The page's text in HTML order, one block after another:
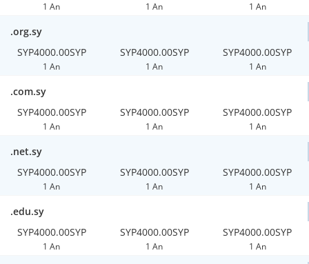
1 An 1 An 1 An
.org.sy
SYP4000.00SYP
1 An
SYP4000.00SYP
1 An
SYP4000.00SYP
1 An
.com.sy
SYP4000.00SYP
1 An
SYP4000.00SYP
1 An
SYP4000.00SYP
1 An
.net.sy
SYP4000.00SYP
1 An
SYP4000.00SYP
1 An
SYP4000.00SYP
1 An
.edu.sy
SYP4000.00SYP
1 An
SYP4000.00SYP
1 An
SYP4000.00SYP
1 An